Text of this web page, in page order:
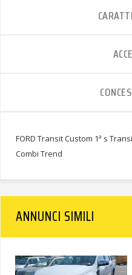
FORD Transit Custom 1ª s
Combi Trend
ANNUNCI SIMILI